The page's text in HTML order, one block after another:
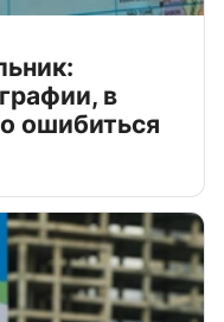
в
ошибиться